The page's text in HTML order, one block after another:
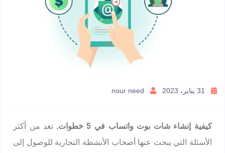
31 يناير، 2023
كيفية إنشاء شات بوت واتساب في 5 خطوات
, تعد من أكثر
الأسئلة التي يبحث عنها أصحاب الأنشطة التجارية للوصول إلى